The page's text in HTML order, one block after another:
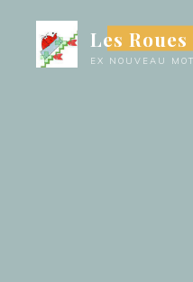
contenu
Les
EX NOUVEAU